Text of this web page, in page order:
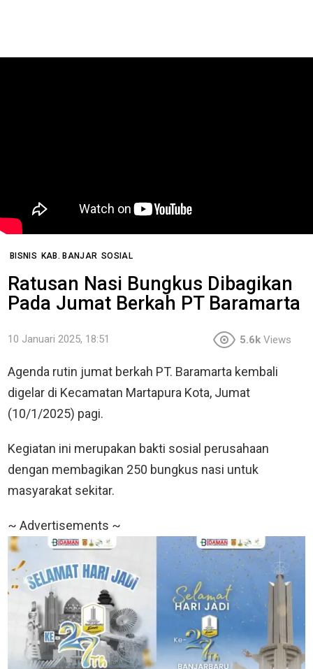
BISNIS KAB. BANJAR SOSIAL
Ratusan Nasi Bungkus Dibagikan
Pada Jumat Berkah PT Baramarta
10 Januari 2025, 18:51 5.6k Views
Agenda rutin jumat berkah PT. Baramarta kembali
digelar di Kecamatan Martapura Kota, Jumat
(10/1/2025) pagi.
Kegiatan ini merupakan bakti sosial perusahaan
dengan membagikan 250 bungkus nasi untuk
masyarakat sekitar.
~ Advertisements ~